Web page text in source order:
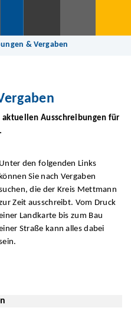
& Vergaben
Ausschreibungen für
Unter den folgenden Links
können Sie nach Vergaben
die der Kreis Mettmann
Zeit ausschreibt. Vom Druck
Landkarte bis zum Bau
Straße kann alles dabei